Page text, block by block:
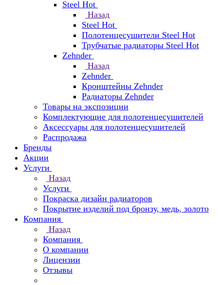
Steel Hot
Назад
Steel Hot
Полотенцесушители Steel Hot
Трубчатые радиаторы Steel Hot
Zehnder
Назад
Zehnder
Кронштейны Zehnder
Радиаторы Zehnder
Товары на экспозиции
Комплектующие для полотенцесушителей
Аксессуары для полотенцесушителей
Распродажа
Бренды
Акции
Услуги
Назад
Услуги
Покраска дизайн радиаторов
Покрытие изделий под бронзу, медь, золото
Компания
Назад
Компания
О компании
Лицензии
Отзывы